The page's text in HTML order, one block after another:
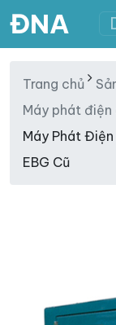
ĐNA
Trang chủ
Máy phát điện
Máy Phát
EBG Cũ